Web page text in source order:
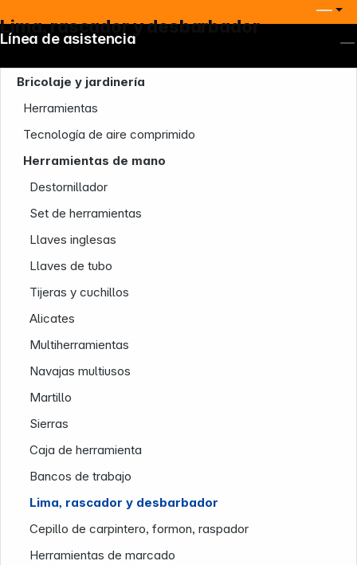
Lima, rascador y desbarbador
Bricolaje y jardinería
Herramientas
Tecnología de aire comprimido
Herramientas de mano
Destornillador
Set de herramientas
Llaves inglesas
Llaves de tubo
Tijeras y cuchillos
Alicates
Multiherramientas
Navajas multiusos
Martillo
Sierras
Caja de herramienta
Bancos de trabajo
Lima, rascador y desbarbador
Cepillo de carpintero, formon, raspador
Herramientas de marcado
Línea de asistencia
Nuestra empresa